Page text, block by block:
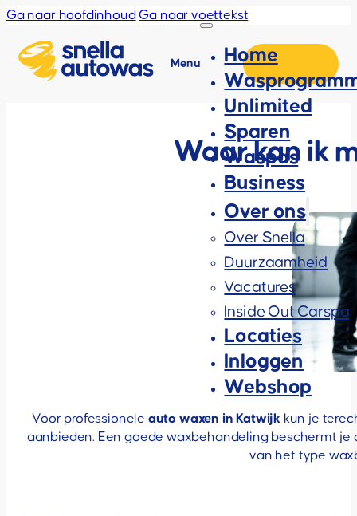
Ga naar hoofdinhoud Ga naar voettekst
Menu
Home
Unlimited
Sparen
Waspas
Business
Over ons
Over Snella
Duurzaamheid
Vacatures
Inside Out Carspa
Locaties
Inloggen
Webshop
Waar kan ik
Voor professionele auto waxen in Katwijk kun je
aanbieden. Een goede waxbehandeling beschermt
van het type